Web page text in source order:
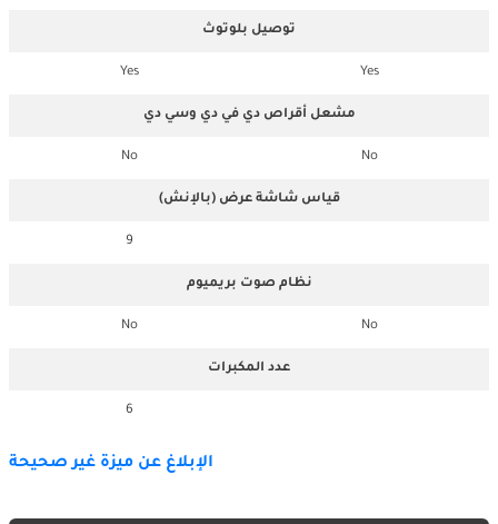
توصيل بلوتوث
Yes
Yes
مشعل أقراص دي في دي وسي دي
No
No
قياس شاشة عرض (بالإنش)
9
نظام صوت بريميوم
No
No
عدد المكبرات
6
الإبلاغ عن ميزة غير صحيحة